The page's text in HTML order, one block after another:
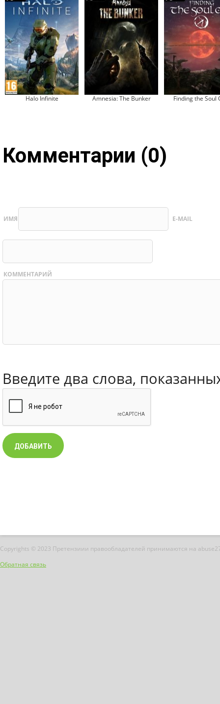
Halo Infinite Amnesia: The Bunker Finding the Soul
Комментарии (0)
ИМЯ E-MAIL
КОММЕНТАРИЙ
Введите два слова,
Copyrights © 2023 Претензиии правообладателей принимаются на
Обратная связь